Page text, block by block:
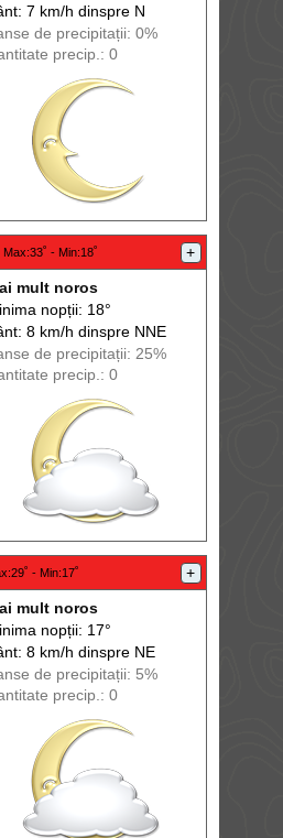
7 km/h dinspreN
de precipitații: 0%
precip.: 0
Max:33˚ - Min:18˚ +
mult noros
nopții: 18°
8 km/h dinspreNNE
de precipitații: 25%
precip.: 0
:29˚ - Min:17˚ +
mult noros
nopții: 17°
8 km/h dinspreNE
de precipitații: 5%
precip.: 0